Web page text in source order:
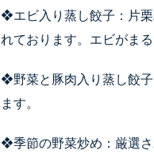
❖エビ入り蒸し餃子：片
れております。エビがま
❖野菜と豚肉入り蒸し餃
ます。
❖季節の野菜炒め：厳選さ